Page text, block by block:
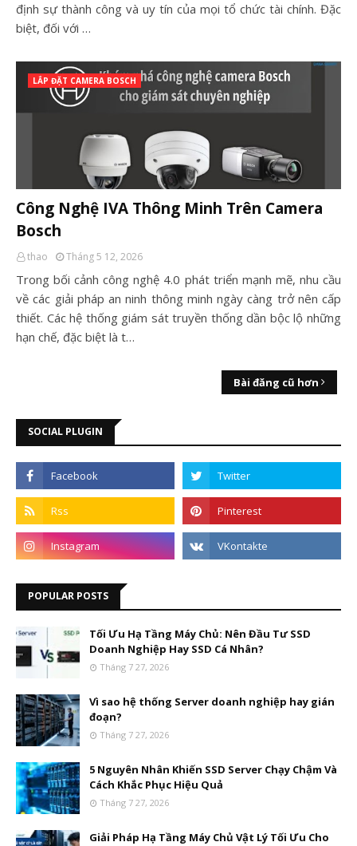
định sự thành công và uy tín của mọi tổ chức tài chính. Đặc
biệt, đối với …
LẮP ĐẶT CAMERA BOSCH
Công Nghệ IVA Thông Minh Trên Camera
Bosch
thao Tháng 5 12, 2026
Trong bối cảnh công nghệ 4.0 phát triển mạnh mẽ, nhu cầu
về các giải pháp an ninh thông minh ngày càng trở nên cấp
thiết. Các hệ thống giám sát truyền thống dần bộc lộ những
hạn chế, đặc biệt là t…
Bài đăng cũ hơn
SOCIAL PLUGIN
POPULAR POSTS
Tối Ưu Hạ Tầng Máy Chủ: Nên Đầu Tư SSD
Doanh Nghiệp Hay SSD Cá Nhân?
Tháng 7 27, 2026
Vì sao hệ thống Server doanh nghiệp hay gián
đoạn?
Tháng 7 27, 2026
5 Nguyên Nhân Khiến SSD Server Chạy Chậm Và
Cách Khắc Phục Hiệu Quả
Tháng 7 27, 2026
Giải Pháp Hạ Tầng Máy Chủ Vật Lý Tối Ưu Cho